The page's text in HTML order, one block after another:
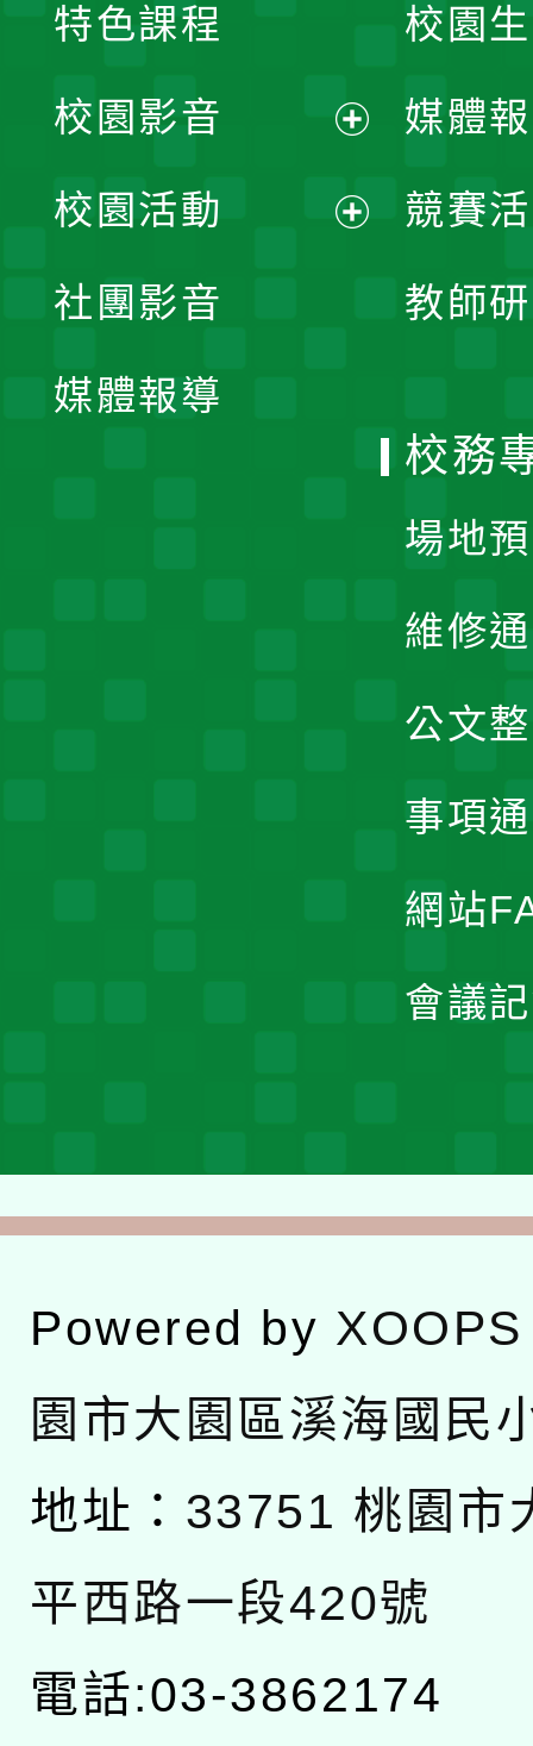
校園
媒體
競賽
教師
特色課程
校園影音
開
校園活動
社團影音
媒體報導
校務
場地
維修
公文
事項
網站
會議
Powered by XOOPS
園市大園區溪海國民
地址： 33751 桃園市
平西路一段420號
電話:03-3862174